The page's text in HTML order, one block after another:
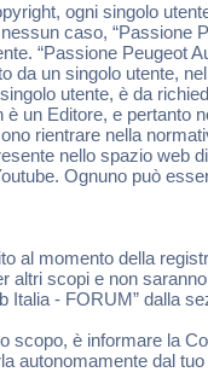
ogni singolo
caso, “Passione
“Passione Peugeot
un singolo utente,
utente, è da
un Editore, e
rientrare nella
nello spazio web
Ognuno può
al momento della
altri scopi e non
- FORUM” dalla
è informare la
dal